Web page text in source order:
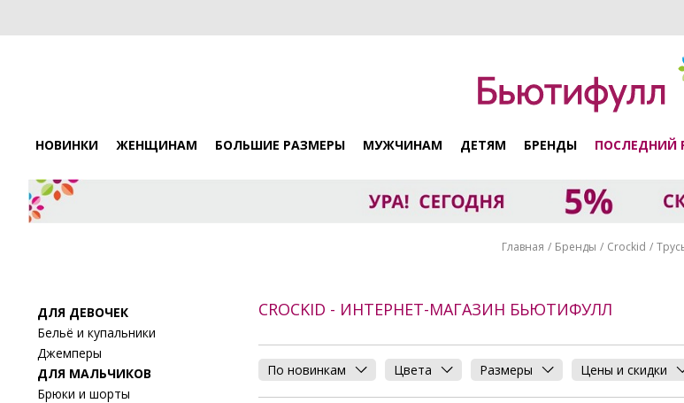
НОВИНКИ ЖЕНЩИНАМ БОЛЬШИЕ РАЗМЕРЫ МУЖЧИНАМ ДЕТЯМ БРЕНДЫ ПОСЛЕДНИЙ
Главная Бренды Crockid
ДЛЯ ДЕВОЧЕК
Бельё и купальники
Джемперы
ДЛЯ МАЛЬЧИКОВ
Брюки и шорты
CROCKID - ИНТЕРНЕТ-МАГАЗИН БЬЮТИФУЛЛ
По новинкам Цвета Размеры Цены и скидки